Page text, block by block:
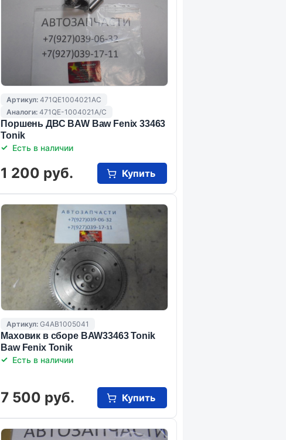
Артикул:471QE1004021AC
Аналоги:471QE-1004021A/C
Поршень ДВС BAW Baw Fenix 33463
Tonik
Есть в наличии
1 200 руб. Купить
Артикул:G4AB1005041
Маховик в сборе BAW33463 Tonik
Baw Fenix Tonik
Есть в наличии
7 500 руб. Купить